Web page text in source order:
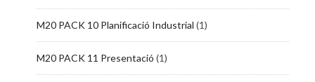
M20 PACK 10 Planificació Industrial (1)
M20 PACK 11 Presentació (1)